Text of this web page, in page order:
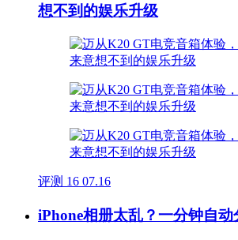
想不到的娱乐升级
评测 16 07.16
iPhone相册太乱？一分钟自